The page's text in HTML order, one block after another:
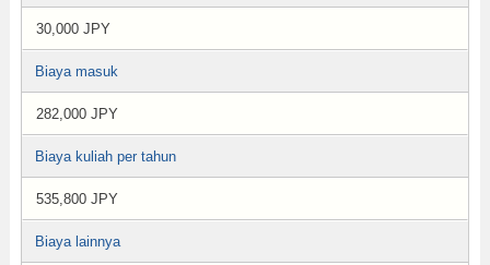
30,000 JPY
Biaya masuk
282,000 JPY
Biaya kuliah per tahun
535,800 JPY
Biaya lainnya